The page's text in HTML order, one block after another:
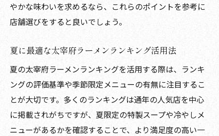
やかな味わいを求めるなら、これらのポイントを参考に
店舗選びをすると良いでしょう。
夏に最適な太宰府ラーメンランキング活用法
夏の太宰府ラーメンランキングを活用する際は、ランキ
ングの評価基準や季節限定メニューの有無に注目するこ
とが大切です。多くのランキングは通年の人気店を中心
に掲載されがちですが、夏限定の特製スープや冷やしメ
ニューがあるかを確認することで、より満足度の高い一